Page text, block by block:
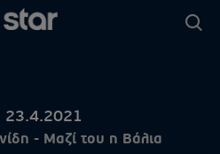
- Μαζί του η Βάλια